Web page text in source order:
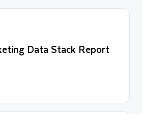
Data Stack Report